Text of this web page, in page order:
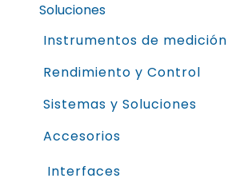
Soluciones
Instrumentos de medición
Rendimiento y Control
Sistemas y Soluciones
Accesorios
Interfaces